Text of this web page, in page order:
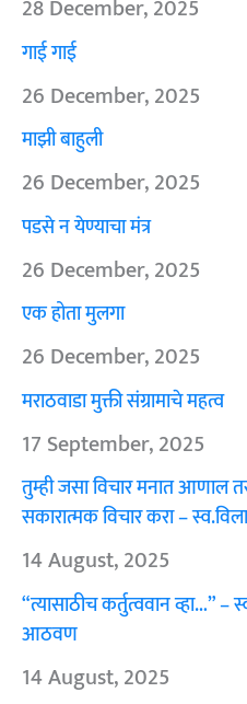
28 December, 2025
गाई गाई
26 December, 2025
माझी बाहुली
26 December, 2025
पडसे न येण्याचा मंत्र
26 December, 2025
एक होता मुलगा
26 December, 2025
मराठवाडा मुक्ती संग्रामाचे महत्व
17 September, 2025
तुम्ही जसा विचार मनात
सकारात्मक विचार करा –
14 August, 2025
“त्यासाठीच कर्तुत्ववान व्हा…”
आठवण
14 August, 2025